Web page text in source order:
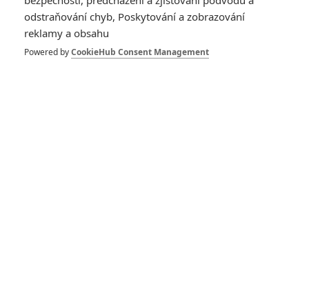
Nørgaard.
Zabijákům určitě nebude chybět drsná atmosféra, na kterou
odstraňování chyb, Poskytování a zobrazování
reklamy a obsahu
Powered byCookieHub Consent Management